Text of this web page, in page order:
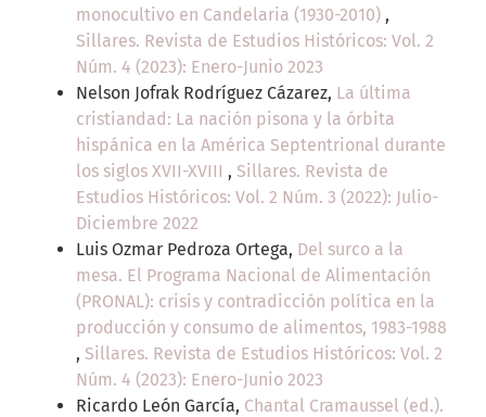
monocultivo en Candelaria (1930-2010) ,
Sillares. Revista de Estudios Históricos: Vol. 2
Núm. 4 (2023): Enero-Junio 2023
Nelson Jofrak Rodríguez Cázarez, La última
cristiandad: La nación pisona y la órbita
hispánica en la América Septentrional durante
los siglos XVII-XVIII , Sillares. Revista de
Estudios Históricos: Vol. 2 Núm. 3 (2022): Julio-
Diciembre 2022
Luis Ozmar Pedroza Ortega, Del surco a la
mesa. El Programa Nacional de Alimentación
(PRONAL): crisis y contradicción política en la
producción y consumo de alimentos, 1983-1988
, Sillares. Revista de Estudios Históricos: Vol. 2
Núm. 4 (2023): Enero-Junio 2023
Ricardo León García, Chantal Cramaussel (ed.).